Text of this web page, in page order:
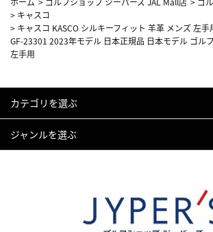
> キャスコ
> キャスコ KASCO シルキーフィット 羊革 メンズ 左
GF-23301 2023年モデル 日本正規品 日本モデル ゴル
左手用
カテゴリを選ぶ
ジャンルを選ぶ